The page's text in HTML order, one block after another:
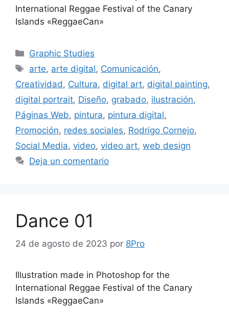
International Reggae Festival of the Canary
Islands «ReggaeCan»
Graphic Studies
arte, arte digital, Comunicación,
Creatividad, Cultura, digital art, digital painting,
digital portrait, Diseño, grabado, ilustración,
Páginas Web, pintura, pintura digital,
Promoción, redes sociales, Rodrigo Cornejo,
Social Media, video, video art, web design
Deja un comentario
Dance 01
24 de agosto de 2023 por 8Pro
Illustration made in Photoshop for the
International Reggae Festival of the Canary
Islands «ReggaeCan»